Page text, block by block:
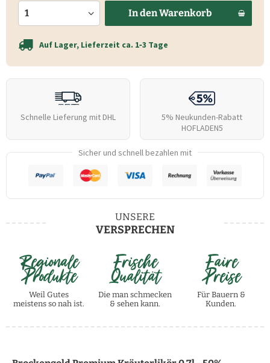
In denWarenkorb
Auf Lager, Lieferzeit ca. 1‑3 Tage
Schnelle Lieferung mit DHL
5% Neukunden-Rabatt
HOFLADEN5
Sicher und schnell bezahlen mit
UNSERE
VERSPRECHEN
Regionale
Produkte
Weil Gutes
meistens so nah ist.
Frische
Qualität
Die man schmecken
& sehen kann.
Faire
Preise
Für Bauern &
Kunden.